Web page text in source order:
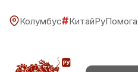
Колумбус#